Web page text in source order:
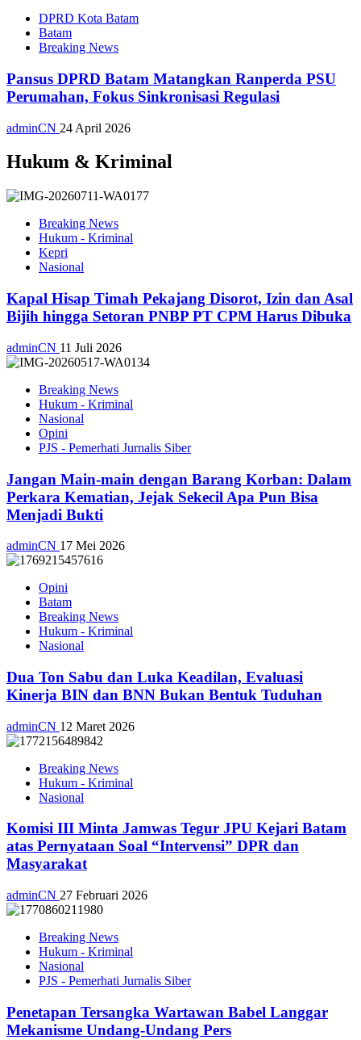
DPRD Kota Batam
Batam
Breaking News
Pansus DPRD Batam Matangkan Ranperda PSU
Perumahan, Fokus Sinkronisasi Regulasi
adminCN 24 April 2026
Hukum & Kriminal
Breaking News
Hukum - Kriminal
Kepri
Nasional
Kapal Hisap Timah Pekajang Disorot, Izin dan Asal
Bijih hingga Setoran PNBP PT CPM Harus Dibuka
adminCN 11 Juli 2026
Breaking News
Hukum - Kriminal
Nasional
Opini
PJS - Pemerhati Jurnalis Siber
Jangan Main-main dengan Barang Korban: Dalam
Perkara Kematian, Jejak Sekecil Apa Pun Bisa
Menjadi Bukti
adminCN 17 Mei 2026
Opini
Batam
Breaking News
Hukum - Kriminal
Nasional
Dua Ton Sabu dan Luka Keadilan, Evaluasi
Kinerja BIN dan BNN Bukan Bentuk Tuduhan
adminCN 12 Maret 2026
Breaking News
Hukum - Kriminal
Nasional
Komisi III Minta Jamwas Tegur JPU Kejari Batam
atas Pernyataan Soal “Intervensi” DPR dan
Masyarakat
adminCN 27 Februari 2026
Breaking News
Hukum - Kriminal
Nasional
PJS - Pemerhati Jurnalis Siber
Penetapan Tersangka Wartawan Babel Langgar
Mekanisme Undang-Undang Pers